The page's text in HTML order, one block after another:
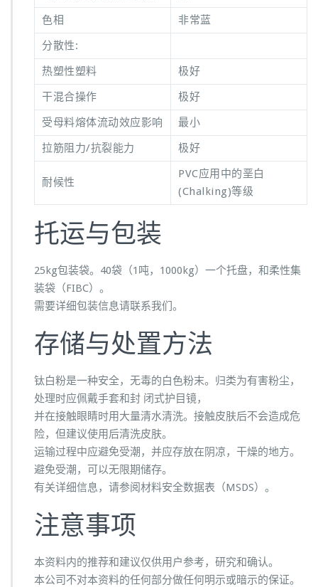
色相
非常蓝
分散性:
热塑性塑料
极好
干混合操作
极好
受母料熔体流动效应影响
最小
拉筋阻力/抗裂能力
极好
耐候性
PVC应用中的垩白
(Chalking)等级
托运与包装
25kg包装袋。40袋（1吨，1000kg）一个托盘，和柔性集
装袋（FIBC）。
需要详细包装信息请联系我们。
存储与处置方法
钛白粉是一种安全，无毒的白色粉末。归类为有害粉尘，
处理时应佩戴手套和封 闭式护目镜，
并在接触眼睛时用大量清水清洗。接触皮肤后不会造成危
险，但建议使用后清洗皮肤。
运输过程中应避免受潮，并应存放在阴凉，干燥的地方。
避免受潮，可以无限期储存。
有关详细信息，请参阅材料安全数据表（MSDS）。
注意事项
本资料内的推荐和建议仅供用户参考，研究和确认。
本公司不对本资料的任何部分做任何明示或暗示的保证。